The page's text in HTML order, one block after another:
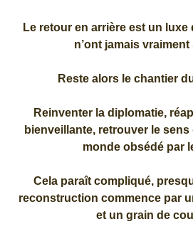
Le retour en arrière est un
n’ont jamais vraiment
Reste alors le chantier
Reinventer la diplomatie,
bienveillante, retrouver le
monde obsédé par
Cela paraît compliqué,
reconstruction commence par
et un grain de